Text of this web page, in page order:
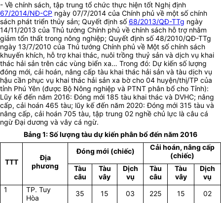
- Về chính sách, tập trung tổ chức thực hiện tốt Nghị định
67/2014/NĐ-CP ngày 07/7/2014 của Chính phủ về một số chính
sách phát triển thủy sản; Quyết định số 68/2013/QĐ-TTg ngày
14/11/2013 của Thủ tướng Chính phủ về chính sách hỗ trợ nhằm
giảm tổn thất trong nông nghiệp; Quyết định số 48/2010/QĐ-TTg
ngày 13/7/2010 của Thủ tướng Chính phủ về Một số chính sách
khuyến khích, hỗ trợ khai thác, nuôi trồng thuỷ sản và dịch vụ khai
thác hải sản trên các vùng biển xa… Trong đó: Dự kiến số lượng
đóng mới, cải hoán, nâng cấp tàu khai thác hải sản và tàu dịch vụ
hậu cần phục vụ khai thác hải sản xa bờ cho 04 huyện/thị/TP của
tỉnh Phú Yên (được Bộ Nông nghiệp và PTNT phân bổ cho Tỉnh):
Lũy kế đến năm 2016: Đóng mới 185 tàu khai thác và DVHC; nâng
cấp, cải hoán 465 tàu; lũy kế đến năm 2020: Đóng mới 315 tàu và
nâng cấp, cải hoán 705 tàu, tập trung 02 nghề chủ lực là câu cá
ngừ Đại dương và vây cá ngừ.
Bảng 1: Số lượng tàu dự kiến phân bổ đến năm 2016
TTT
Địa
phương
Đóng mới (chiếc)
Cải hoán, nâng cấp
(chiếc)
Tàu
câu
Tàu
vây
Dịch
vụ
Tàu
câu
Tàu
vây
Dịch
vụ
1
TP. Tuy
Hòa
35 15 03 225 15 02